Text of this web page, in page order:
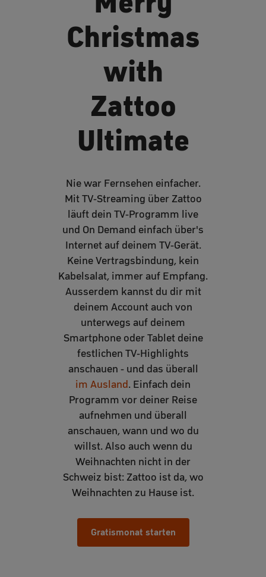
Christmas
with
Zattoo
Ultimate
Nie war Fernsehen einfacher.
Mit TV-Streaming über Zattoo
läuft dein TV-Programm live
und On Demand einfach über's
Internet auf deinem TV-Gerät.
Keine Vertragsbindung, kein
Kabelsalat, immer auf Empfang.
Ausserdem kannst du dir mit
deinem Account auch von
unterwegs auf deinem
Smartphone oder Tablet deine
festlichen TV-Highlights
anschauen - und das überall
im Ausland . Einfach dein
Programm vor deiner Reise
aufnehmen und überall
anschauen, wann und wo du
willst. Also auch wenn du
Weihnachten nicht in der
Schweiz bist: Zattoo ist da, wo
Weihnachten zu Hause ist.
Gratismonat starten